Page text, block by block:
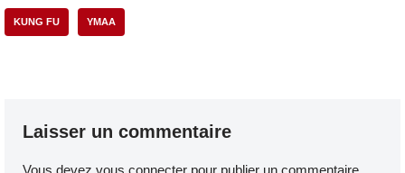
KUNG FU YMAA
Laisser un commentaire
Vous devez vous connecterpour publier un commentaire.